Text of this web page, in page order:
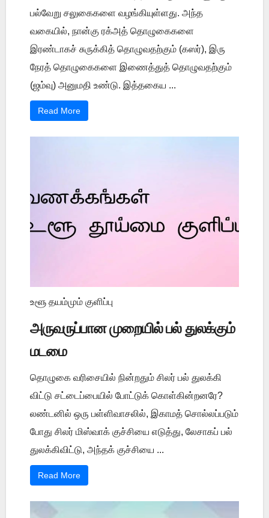
பல்வேறு சலுகைகளை வழங்கியுள்ளது. அந்த
வகையில், நான்கு ரக்அத் தொழுகைகளை
இரண்டாகச் சுருக்கித் தொழுவதற்கும் (கஸர்), இரு
நேரத் தொழுகைகளை இணைத்துத் தொழுவதற்கும்
(ஜம்வு) அனுமதி உண்டு. இத்தகைய ...
Read More
உளூ தயம்மும் குளிப்பு
அருவருப்பான முறையில் பல் துலக்கும்
மடமை
தொழுகை வரிசையில் நின்றதும் சிலர் பல் துலக்கி
விட்டு சட்டைப்பையில் போட்டுக் கொள்கின்றனரே?
லண்டனில் ஒரு பள்ளிவாசலில், இகாமத் சொல்லப்படும்
போது சிலர் மிஸ்வாக் குச்சியை எடுத்து, லேசாகப் பல்
துலக்கிவிட்டு, அந்தக் குச்சியை ...
Read More